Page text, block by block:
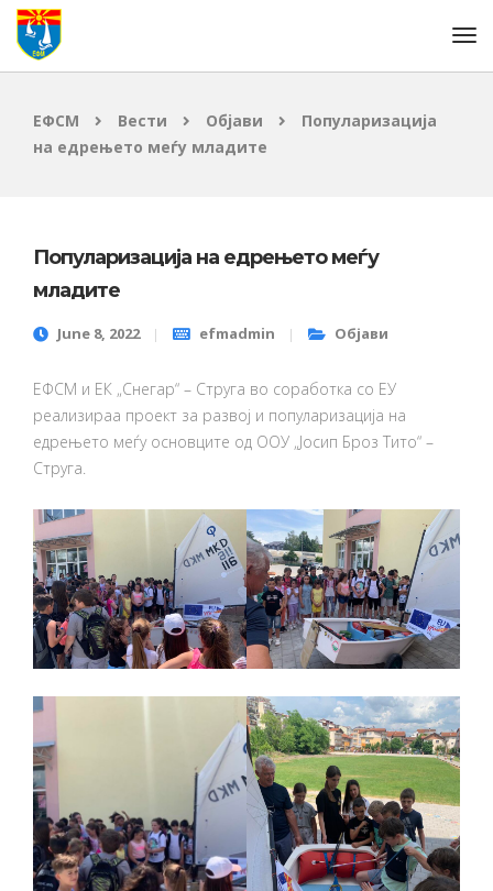
ЕФСМ Вести Објави
Популаризација
на едрењето меѓу младите
Популаризација на едрењето меѓу
младите
June 8, 2022 efmadmin Објави
ЕФСМ и ЕК „Снегар“ – Струга во соработка со ЕУ
реализираа проект за развој и популаризација на
едрењето меѓу основците од ООУ „Јосип Броз Тито“ –
Струга.